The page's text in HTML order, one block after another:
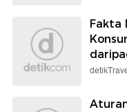
Fakta